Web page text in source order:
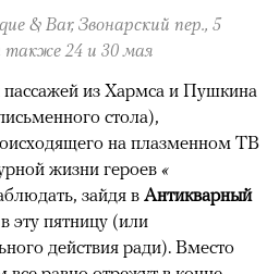
& Bar, Звонарский пер., 5
также 24 и 30 мая
пассажей из Хармса и Пушкина
стола),
на плазменном ТВ
жизни героев «​
зайдя в Антикварный
эту пятницу (или
действия ради). Вместо